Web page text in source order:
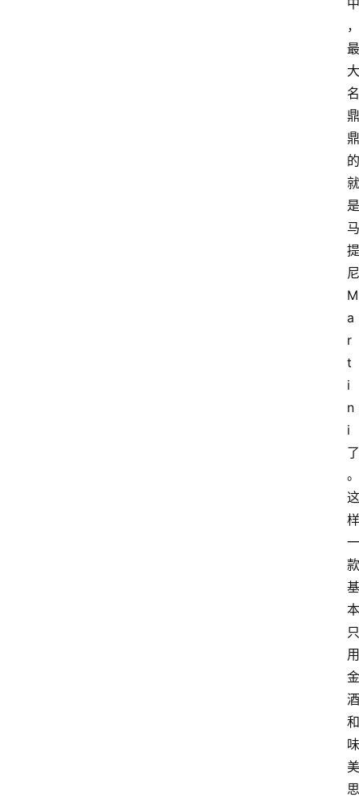
中
，
最
大
名
鼎
鼎
的
就
是
马
提
尼
M
a
r
t
i
n
i
了
。
这
样
一
款
基
本
只
用
金
酒
和
味
美
思